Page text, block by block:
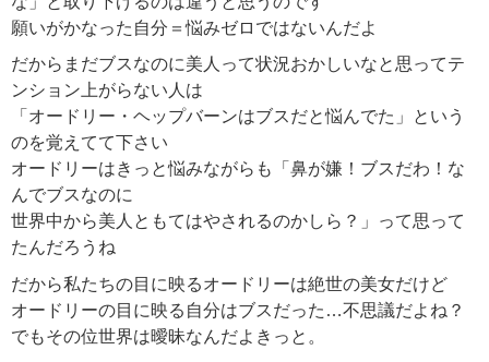
願いがかなった自分＝悩みゼロではないんだよ
だからまだブスなのに美人って状況おかしいなと思ってテ
ンション上がらない人は
「オードリー・ヘップバーンはブスだと悩んでた」という
のを覚えてて下さい
オードリーはきっと悩みながらも「鼻が嫌！ブスだわ！な
んでブスなのに
世界中から美人ともてはやされるのかしら？」って思って
たんだろうね
だから私たちの目に映るオードリーは絶世の美女だけど
オードリーの目に映る自分はブスだった…不思議だよね？
でもその位世界は曖昧なんだよきっと。